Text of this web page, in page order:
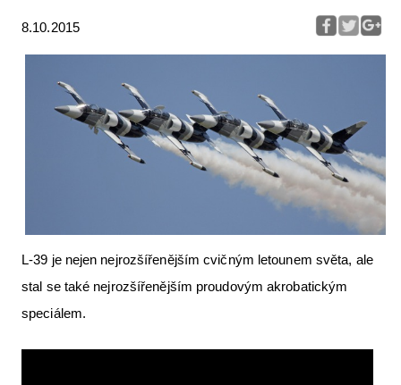
8.10.2015
L-39 je nejen nejrozšířenějším cvičným letounem světa, ale
stal se také nejrozšířenějším proudovým akrobatickým
speciálem.
Expedice
Pro piloty
Série & speciály
Letecká videa
Aktuální FR + archiv
Letecká muzea
VFR Communication app